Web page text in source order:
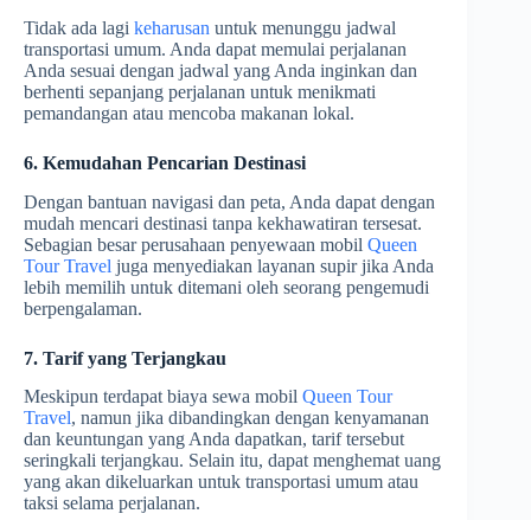
Tidak ada lagi keharusan untuk menunggu jadwal
transportasi umum. Anda dapat memulai perjalanan
Anda sesuai dengan jadwal yang Anda inginkan dan
berhenti sepanjang perjalanan untuk menikmati
pemandangan atau mencoba makanan lokal.
6. Kemudahan Pencarian Destinasi
Dengan bantuan navigasi dan peta, Anda dapat dengan
mudah mencari destinasi tanpa kekhawatiran tersesat.
Sebagian besar perusahaan penyewaan mobil Queen
Tour Travel juga menyediakan layanan supir jika Anda
lebih memilih untuk ditemani oleh seorang pengemudi
berpengalaman.
7. Tarif yang Terjangkau
Meskipun terdapat biaya sewa mobil Queen Tour
Travel, namun jika dibandingkan dengan kenyamanan
dan keuntungan yang Anda dapatkan, tarif tersebut
seringkali terjangkau. Selain itu, dapat menghemat uang
yang akan dikeluarkan untuk transportasi umum atau
taksi selama perjalanan.